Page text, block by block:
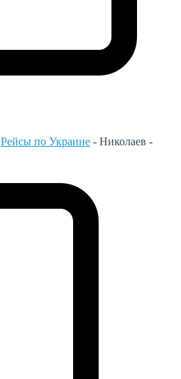
Рейсы по Украине - Николаев -